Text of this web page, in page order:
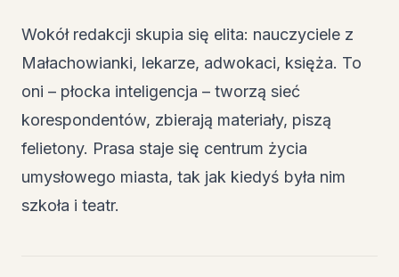
Wokół redakcji skupia się elita: nauczyciele z
Małachowianki, lekarze, adwokaci, księża. To
oni – płocka inteligencja – tworzą sieć
korespondentów, zbierają materiały, piszą
felietony. Prasa staje się centrum życia
umysłowego miasta, tak jak kiedyś była nim
szkoła i teatr.